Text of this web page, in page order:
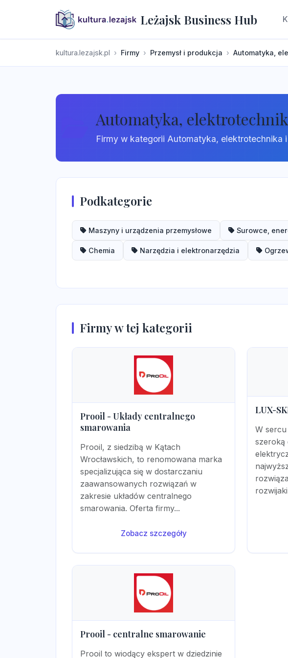
Leżajsk Business Hub
kultura.lezajsk.pl Firmy Przemysł i produkcja Automatyka,
Automatyka,
Firmy w kategorii Automatyka, elektrotechnika
Podkategorie
Maszyny i urządzenia przemysłowe Surowce,
Chemia Narzędzia i elektronarzędzia
Firmy w tej kategorii
Prooil - Układy centralnego
smarowania
Prooil, z siedzibą w Kątach
Wrocławskich, to renomowana marka
specjalizująca się w dostarczaniu
zaawansowanych rozwiązań w
zakresie układów centralnego
smarowania. Oferta firmy...
Zobacz szczegóły
LUX-
W sercu
szeroką
Prooil - centralne smarowanie
Prooil to wiodący ekspert w dziedzinie